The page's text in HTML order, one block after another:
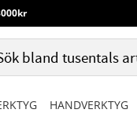
HANDVERKTYG